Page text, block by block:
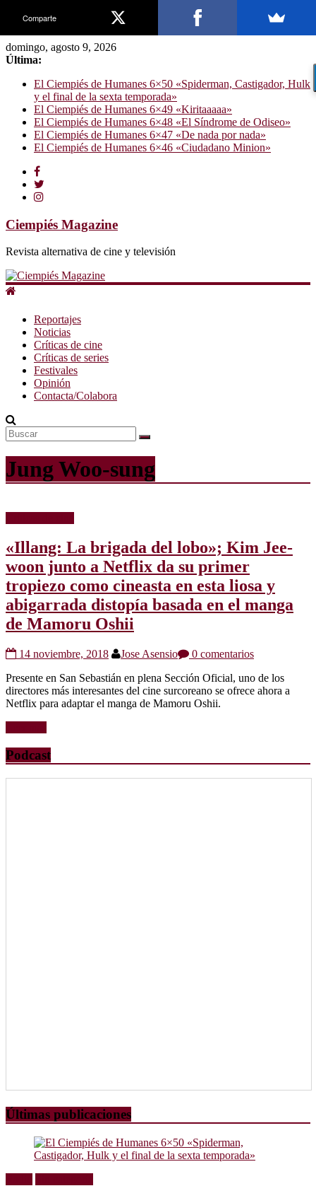
domingo, agosto 9, 2026
Última:
El Ciempiés de Humanes 6×50 «Spiderman, Castigador, Hulk
y el final de la sexta temporada»
El Ciempiés de Humanes 6×49 «Kiritaaaaa»
El Ciempiés de Humanes 6×48 «El Síndrome de Odiseo»
El Ciempiés de Humanes 6×47 «De nada por nada»
El Ciempiés de Humanes 6×46 «Ciudadano Minion»
Ciempiés Magazine
Revista alternativa de cine y televisión
Reportajes
Noticias
Críticas de cine
Críticas de series
Festivales
Opinión
Contacta/Colabora
Jung Woo-sung
«Illang: La brigada del lobo»; Kim Jee-
woon junto a Netflix da su primer
tropiezo como cineasta en esta liosa y
abigarrada distopía basada en el manga
de Mamoru Oshii
14 noviembre, 2018 Jose Asensio
0 comentarios
Presente en San Sebastián en plena Sección Oficial, uno de los
directores más interesantes del cine surcoreano se ofrece ahora a
Netflix para adaptar el manga de Mamoru Oshii.
Podcast
Últimas publicaciones
Comparte